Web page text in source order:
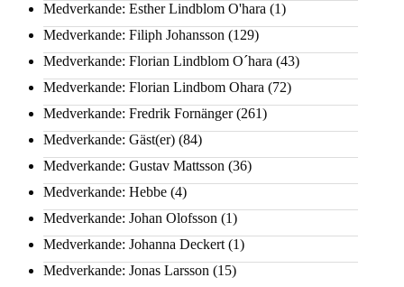
Medverkande: Esther Lindblom O'hara (1)
Medverkande: Filiph Johansson (129)
Medverkande: Florian Lindblom O´hara (43)
Medverkande: Florian Lindbom Ohara (72)
Medverkande: Fredrik Fornänger(261)
Medverkande: Gäst(er) (84)
Medverkande: Gustav Mattsson (36)
Medverkande: Hebbe (4)
Medverkande: Johan Olofsson (1)
Medverkande: Johanna Deckert (1)
Medverkande: Jonas Larsson (15)